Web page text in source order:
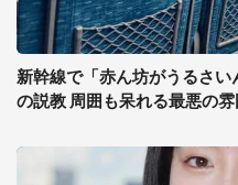
新幹線で「赤ん坊がうるさ
の説教 周囲も呆れる最悪の雰